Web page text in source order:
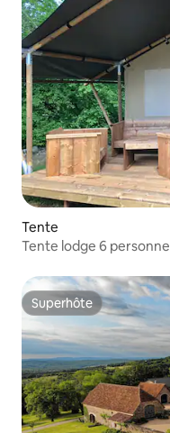
Tente
Tente lodge 6
Superhôte
Superhôte